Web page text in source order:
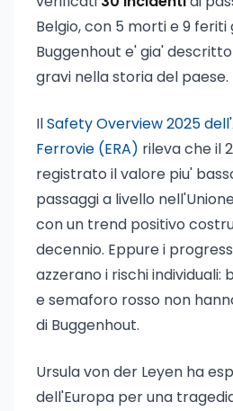
Belgio, con 5 morti e 9 feriti
Buggenhout e' gia'
gravi nella storia del paese.
IlSafety Overview 2025
Ferrovie (ERA) rileva che il
registrato il valore piu'
passaggi a livello
con un trend positivo
decennio. Eppure i
azzerano i rischi
e semaforo rosso non
di Buggenhout.
Ursula von der Leyen ha
dell'Europa per una